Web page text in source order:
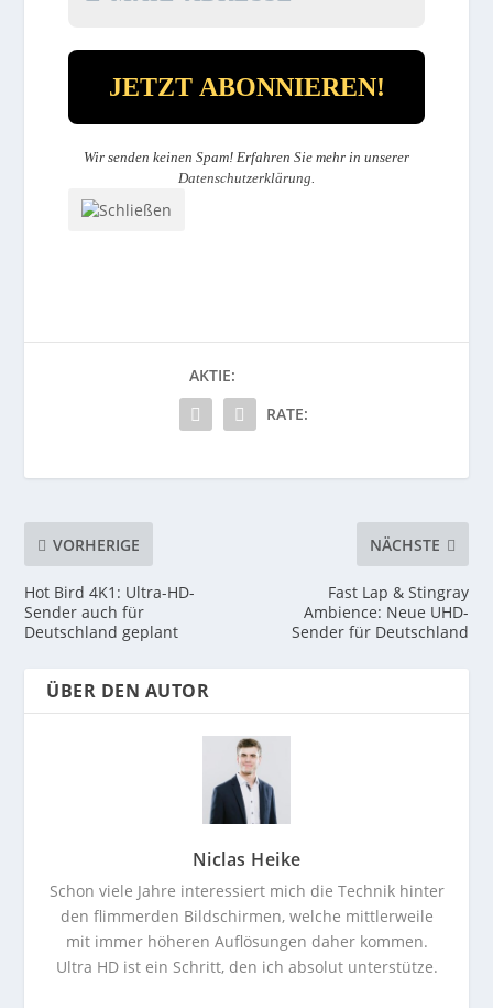
Wir senden keinen Spam! Erfahren Sie mehr in unserer
Datenschutzerklärung.
AKTIE:
RATE:
VORHERIGE
Hot Bird 4K1: Ultra-HD-
Sender auch für
Deutschland geplant
NÄCHSTE
Fast Lap & Stingray
Ambience: Neue UHD-
Sender für Deutschland
ÜBER DEN AUTOR
Niclas Heike
Schon viele Jahre interessiert mich die Technik hinter
den flimmerden Bildschirmen, welche mittlerweile
mit immer höheren Auflösungen daher kommen.
Ultra HD ist ein Schritt, den ich absolut unterstütze.